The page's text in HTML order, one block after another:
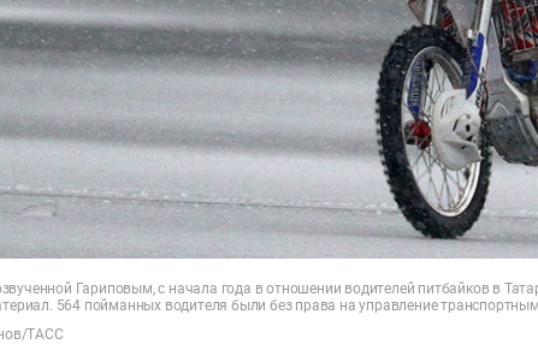
Гариповым, с начала года в отношении водителей питбайков в
564 пойманных водителя были без права на управление
ТАСС